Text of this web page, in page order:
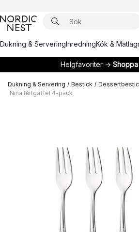
Dukning & ServeringInredningKök &
Helgfavoriter →
Dukning & Servering / Bestick /
Nina tårtgaffel 4-pack